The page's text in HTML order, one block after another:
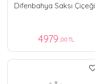
Difenbahya Saksı Çiçeği
4979 ,00 TL